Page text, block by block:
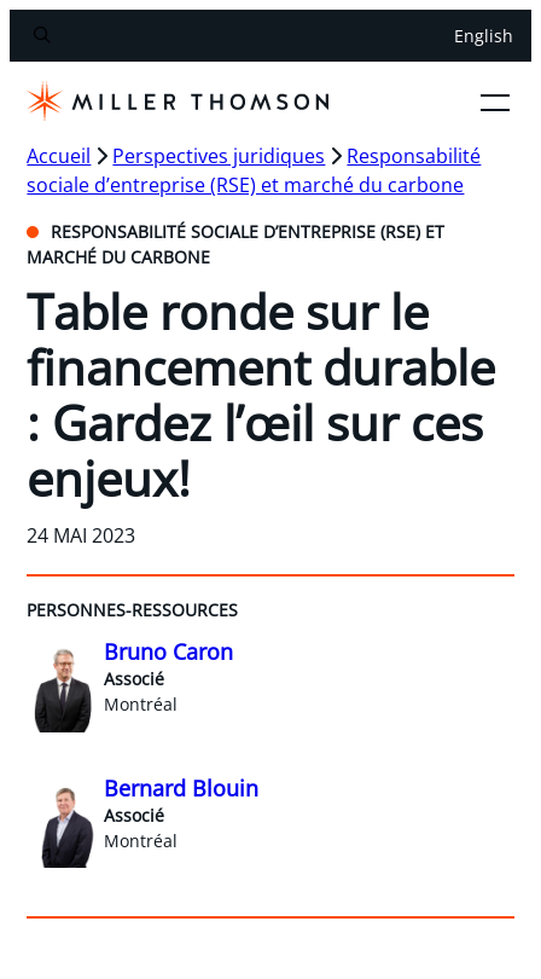
English
Accueil Perspectives juridiques
Responsabilité
sociale d’entreprise (RSE) et marché du carbone
RESPONSABILITÉ SOCIALE D’ENTREPRISE (RSE) ET
MARCHÉ DU CARBONE
Table ronde sur le
financement durable
: Gardez l’œil sur ces
enjeux!
24 MAI 2023
PERSONNES-RESSOURCES
Bruno Caron
Associé
Montréal
Bernard Blouin
Associé
Montréal